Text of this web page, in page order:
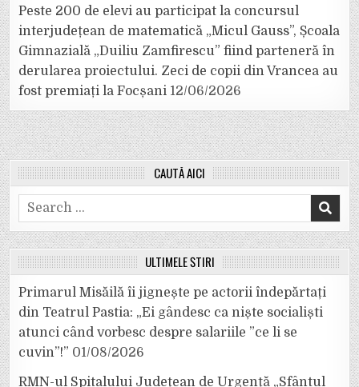
Peste 200 de elevi au participat la concursul
interjudețean de matematică „Micul Gauss”, Școala
Gimnazială „Duiliu Zamfirescu” fiind parteneră în
derularea proiectului. Zeci de copii din Vrancea au
fost premiați la Focșani 12/06/2026
CAUTĂ AICI
Search
for:
ULTIMELE ȘTIRI
Primarul Misăilă îi jignește pe actorii îndepărtați
din Teatrul Pastia: „Ei gândesc ca niște socialiști
atunci când vorbesc despre salariile ”ce li se
cuvin”!” 01/08/2026
RMN-ul Spitalului Județean de Urgență „Sfântul